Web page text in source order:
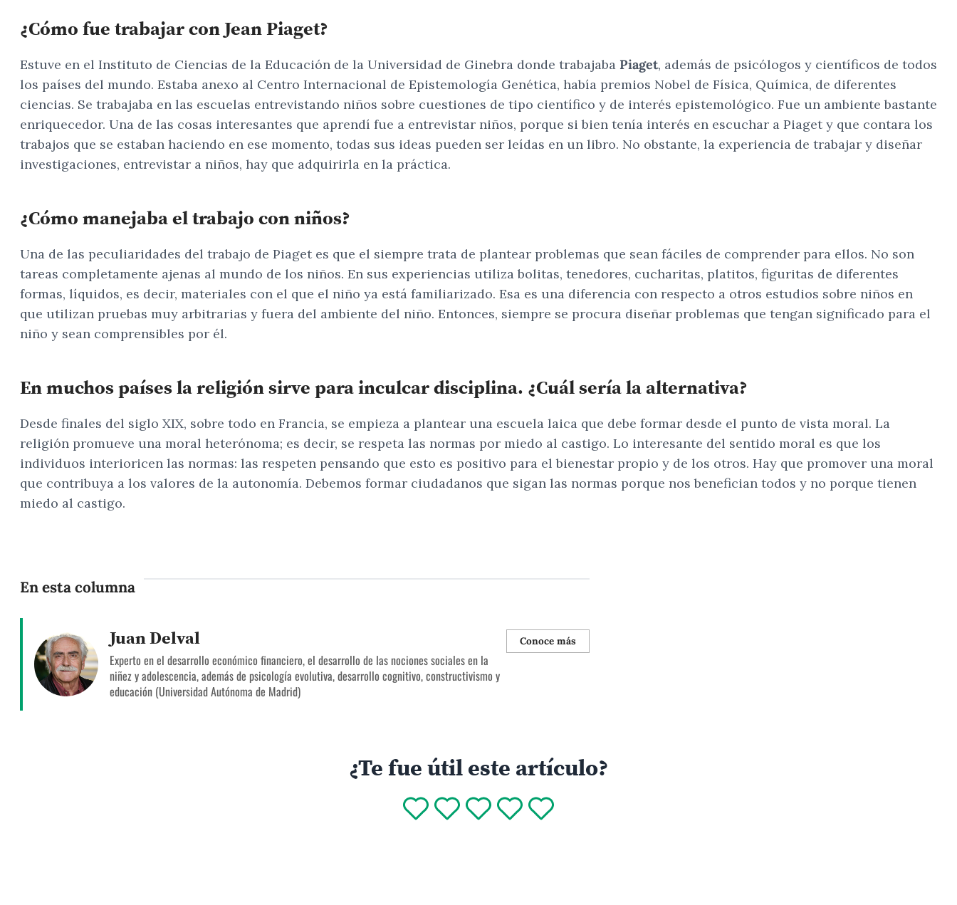
¿Cómo fue trabajar con Jean Piaget?
Estuve en el Instituto de Ciencias de la Educación de la Universidad de Ginebra donde trabajaba Piaget, además de psicólogos y científicos de todos
los países del mundo. Estaba anexo al Centro Internacional de Epistemología Genética, había premios Nobel de Física, Química, de diferentes
ciencias. Se trabajaba en las escuelas entrevistando niños sobre cuestiones de tipo científico y de interés epistemológico. Fue un ambiente bastante
enriquecedor. Una de las cosas interesantes que aprendí fue a entrevistar niños, porque si bien tenía interés en escuchar a Piaget y que contara los
trabajos que se estaban haciendo en ese momento, todas sus ideas pueden ser leídas en un libro. No obstante, la experiencia de trabajar y diseñar
investigaciones, entrevistar a niños, hay que adquirirla en la práctica.
¿Cómo manejaba el trabajo con niños?
Una de las peculiaridades del trabajo de Piaget es que el siempre trata de plantear problemas que sean fáciles de comprender para ellos. No son
tareas completamente ajenas al mundo de los niños. En sus experiencias utiliza bolitas, tenedores, cucharitas, platitos, figuritas de diferentes
formas, líquidos, es decir, materiales con el que el niño ya está familiarizado. Esa es una diferencia con respecto a otros estudios sobre niños en
que utilizan pruebas muy arbitrarias y fuera del ambiente del niño. Entonces, siempre se procura diseñar problemas que tengan significado para el
niño y sean comprensibles por él.
En muchos países la religión sirve para inculcar disciplina. ¿Cuál sería la alternativa?
Desde finales del siglo XIX, sobre todo en Francia, se empieza a plantear una escuela laica que debe formar desde el punto de vista moral. La
religión promueve una moral heterónoma; es decir, se respeta las normas por miedo al castigo. Lo interesante del sentido moral es que los
individuos interioricen las normas: las respeten pensando que esto es positivo para el bienestar propio y de los otros. Hay que promover una moral
que contribuya a los valores de la autonomía. Debemos formar ciudadanos que sigan las normas porque nos benefician todos y no porque tienen
miedo al castigo.
En esta columna
Juan Delval
Experto en el desarrollo económico financiero, el desarrollo de las nociones sociales en la
niñez y adolescencia, además de psicología evolutiva, desarrollo cognitivo, constructivismo y
educación (Universidad Autónoma de Madrid)
Conoce más
¿Te fue útil este artículo?